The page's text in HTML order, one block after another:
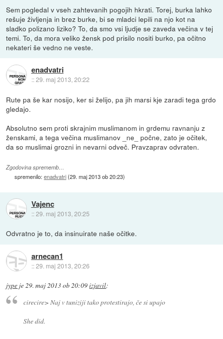
Sem pogledal v vseh zahtevanih pogojih hkrati. Torej, burka lahko
rešuje življenja in brez burke, bi se mladci lepili na njo kot na
sladko polizano liziko? To, da smo vsi ljudje se zaveda večina v tej
temi. To, da mora veliko žensk pod prisilo nositi burko, pa očitno
nekateri še vedno ne veste.
enadvatri
::29. maj 2013, 20:22
Rute pa še kar nosijo, ker si želijo, pa jih marsi kje zaradi tega grdo
gledajo.
Absolutno sem proti skrajnim muslimanom in grdemu ravnanju z
ženskami, a tega večina muslimanov _ne_ počne, zato je očitek,
da so muslimai grozni in nevarni odveč. Pravzaprav odvraten.
Zgodovina sprememb…
spremenilo:enadvatri(29. maj 2013 ob 20:23)
Vajenc
::29. maj 2013, 20:25
Odvratno je to, da insinuirate naše očitke.
arnecan1
::29. maj 2013, 20:26
jype je29. maj 2013 ob 20:09izjavil:
cirecire> Naj v tuniziji tako protestirajo, če si upajo
She did.